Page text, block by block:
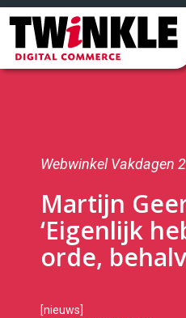
Twinkle
Digital
Commerce
Topmenu
Webwinkel Vakdagen
Martijn
‘Eigenlijk
orde,
2024-
[nieuws]